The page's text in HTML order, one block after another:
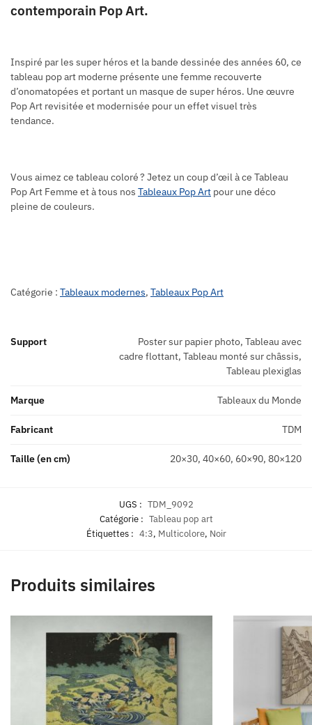
contemporain Pop Art.
Inspiré par les super héros et la bande dessinée des années 60, ce
tableau pop art moderne présente une femme recouverte
d’onomatopées et portant un masque de super héros. Une œuvre
Pop Art revisitée et modernisée pour un effet visuel très
tendance.
Vous aimez ce tableau coloré ? Jetez un coup d’œil à ce Tableau
Pop Art Femme et à tous nos Tableaux Pop Art pour une déco
pleine de couleurs.
Catégorie : Tableaux modernes, Tableaux Pop Art
Support
Poster sur papier photo, Tableau avec
cadre flottant, Tableau monté sur châssis,
Tableau plexiglas
Marque Tableaux du Monde
Fabricant TDM
Taille (en cm) 20×30, 40×60, 60×90, 80×120
UGS : TDM_9092
Catégorie : Tableau pop art
Étiquettes : 4:3, Multicolore, Noir
Produits similaires